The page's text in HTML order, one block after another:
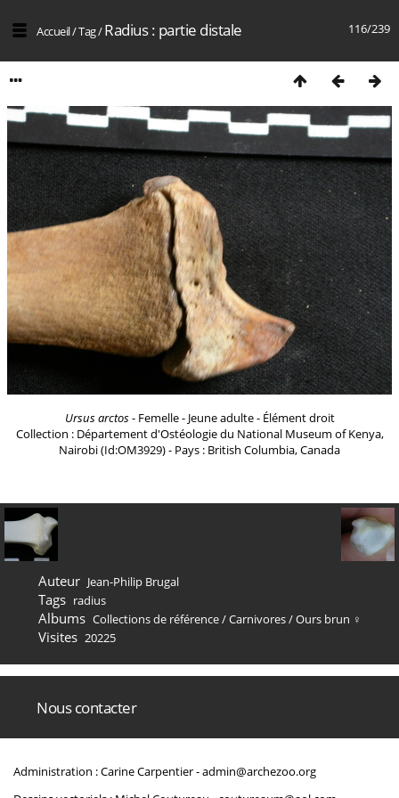
116/239
Accueil/Tag/Radius : partie distale
Ursus arctos- Femelle - Jeune adulte - Élément droit
Collection : Département d'Ostéologie du National Museum of Kenya,
Nairobi (Id:OM3929) - Pays : British Columbia, Canada
Auteur Jean-Philip Brugal
Tags radius
Albums Collections de référence/Carnivores/Ours brun ♀
Visites 20225
Nous contacter
Administration : Carine Carpentier -admin@archezoo.org